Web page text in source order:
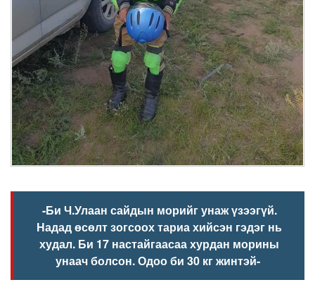
-Би Ч.Улаан сайдын морийг унаж үзээгүй.
Надад өсөлт зогсоох тариа хийсэн гэдэг нь
худал. Би 17 настайгаасаа хурдан морины
унаач болсон. Одоо би 30 кг жинтэй-